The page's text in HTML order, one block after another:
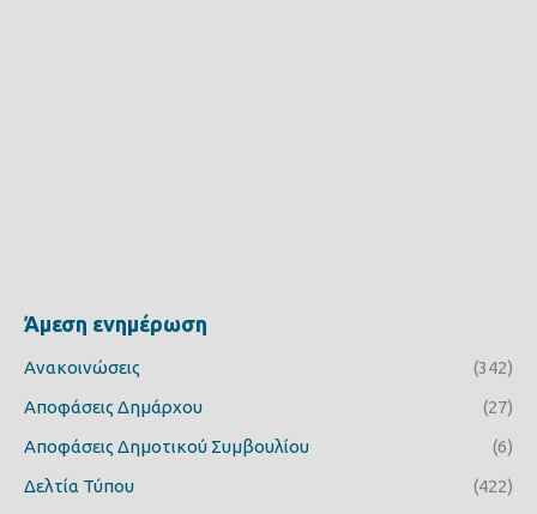
Άμεση ενημέρωση
Ανακοινώσεις
(342)
Αποφάσεις Δημάρχου
(27)
Αποφάσεις Δημοτικού Συμβουλίου
(6)
Δελτία Τύπου
(422)